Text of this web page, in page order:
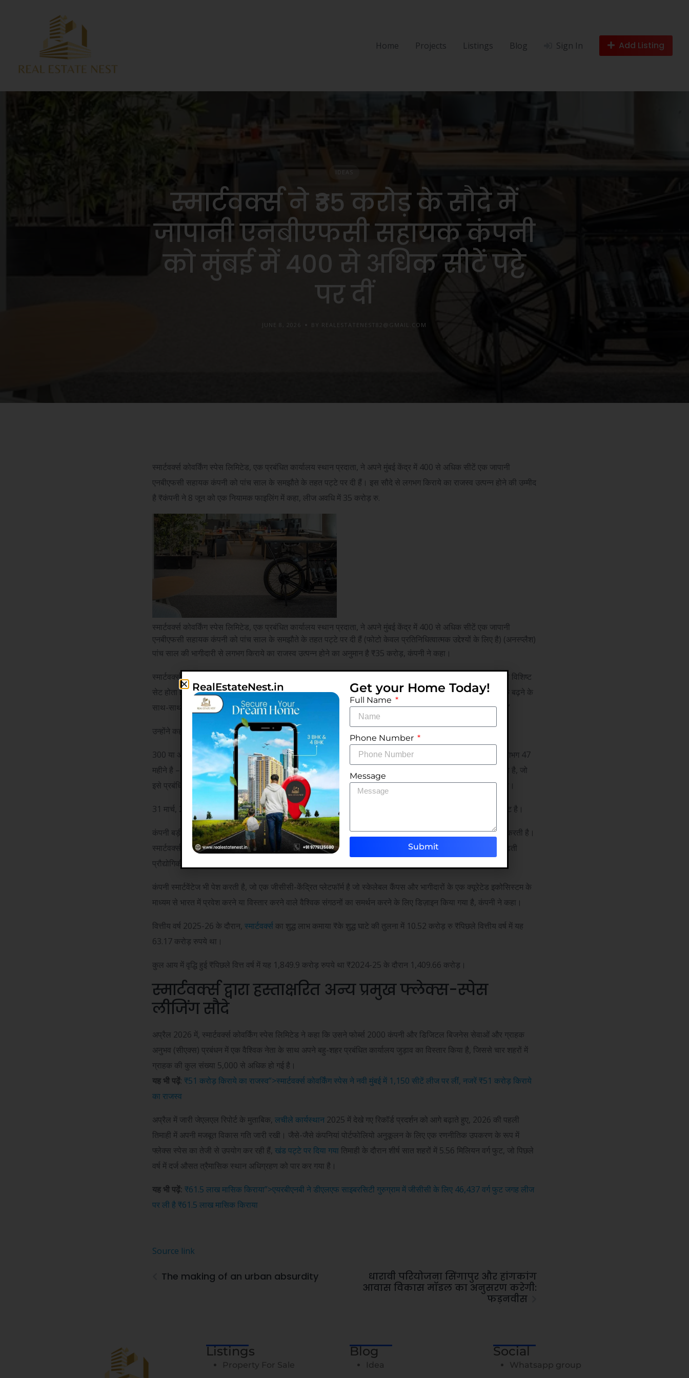
Home Projects Listings Blog Sign In Add Listing
IDEAS
स्मार्टवर्क्स ने ₹35 करोड़ के सौदे में
जापानी एनबीएफसी सहायक कंपनी
को मुंबई में 400 से अधिक सीटें पट्टे
पर दीं
JUNE 8, 2026 BY REALESTATENEST82@GMAIL.COM
स्मार्टवर्क्स कोवर्किंग स्पेस लिमिटेड, एक प्रबंधित कार्यालय स्थान प्रदाता, ने अपने मुंबई केंद्र में 400 से अधिक सीटें एक जापानी
एनबीएफसी सहायक कंपनी को पांच साल के समझौते के तहत पट्टे पर दी हैं। इस सौदे से लगभग किराये का राजस्व उत्पन्न होने की उम्मीद
है₹कंपनी ने 8 जून को एक नियामक फाइलिंग में कहा, लीज अवधि में 35 करोड़ रु.
स्मार्टवर्क्स कोवर्किंग स्पेस लिमिटेड, एक प्रबंधित कार्यालय स्थान प्रदाता, ने अपने मुंबई केंद्र में 400 से अधिक सीटें एक जापानी
एनबीएफसी सहायक कंपनी को पांच साल के समझौते के तहत पट्टे पर दी हैं (फोटो केवल प्रतिनिधित्वात्मक उद्देश्यों के लिए है) (अनस्प्लैश)
पांच साल की भागीदारी से लगभग किराये का राजस्व उत्पन्न होने का अनुमान है₹35 करोड़, कंपनी ने कहा।
स्मार्टवर्क्स के संस्थापक और प्रबंध निदेशक, नीतीश सारदा ने कहा, “बड़ी टीमों के पास कार्यस्थल आवश्यकताओं का एक बहुत ही विशिष्ट
सेट होता है – उन्हें ऐसे स्थान की आवश्यकता होती है जो परिचालन रूप से निर्बाध हो, हर टचप्वाइंट पर सुसंगत हो, और संगठन के बढ़ने के
साथ-साथ बड़े पैमाने पर बनाया गया हो। हमारे प्रबंधित कैंपस मॉडल को ठीक यही प्रदान करने के लिए डिज़ाइन किया गया है।”
उन्होंने कहा, यह जुड़ाव बड़े प्रारूप वाले उद्यम खंड में स्मार्टवर्क्स की स्थिति के अनुरूप है।
300 या अधिक सीटों वाले ग्राहक कंपनी के किराये के राजस्व का लगभग 69% हिस्सा हैं, इस समूह के लिए औसत कार्यकाल लगभग 47
महीने है – जो मंच पर उद्यम संबंधों की गहराई और स्थायित्व को दर्शाता है। कंपनी का लगभग 90% राजस्व उद्यम ग्राहकों से आता है, जो
इसे प्रबंधित, बड़े प्रारूप वाले कार्यस्थल समाधान चाहने वाले बड़े संगठनों के लिए पसंदीदा मंच के रूप में दर्शाता है, कंपनी ने कहा।
31 मार्च, 2026 तक, स्मार्टवर्क्स का भारत और सिंगापुर के 15 शहरों में 66 केंद्रों में कुल क्षेत्रफल लगभग 16.1 मिलियन वर्ग फुट है।
कंपनी बड़ी बेयर-शेल संपत्तियों को पूरी तरह से प्रबंधित, एंटरप्राइज़ ग्रेड परिसरों में बदलने के लिए डेवलपर्स के साथ साझेदारी करती है।
स्मार्टवर्क्स मुख्य रूप से मध्यम से बड़े उद्यमों को सेवा प्रदान करता है और बहुराष्ट्रीय निगमों, वैश्विक क्षमता केंद्रों और तेजी से बढ़ती
प्रौद्योगिकी कंपनियों सहित 770+ ग्राहकों के साथ काम करता है।
कंपनी स्मार्टवेंटेज भी पेश करती है, जो एक जीसीसी-केंद्रित प्लेटफॉर्म है जो स्केलेबल कैंपस और भागीदारों के एक क्यूरेटेड इकोसिस्टम के
माध्यम से भारत में प्रवेश करने या विस्तार करने वाले वैश्विक संगठनों का समर्थन करने के लिए डिज़ाइन किया गया है, कंपनी ने कहा।
वित्तीय वर्ष 2025-26 के दौरान,स्मार्टवर्क्सका शुद्ध लाभ कमाया₹के शुद्ध घाटे की तुलना में 10.52 करोड़ रु₹पिछले वित्तीय वर्ष में यह
63.17 करोड़ रुपये था।
कुल आय में वृद्धि हुई₹पिछले वित्त वर्ष में यह 1,849.9 करोड़ रुपये था₹2024-25 के दौरान 1,409.66 करोड़।
स्मार्टवर्क्स द्वारा हस्ताक्षरित अन्य प्रमुख फ्लेक्स-स्पेस
लीजिंग सौदे
अप्रैल 2026 में, स्मार्टवर्क्स कोवर्किंग स्पेस लिमिटेड ने कहा कि उसने फोर्ब्स 2000 कंपनी और डिजिटल बिजनेस सेवाओं और ग्राहक
अनुभव (सीएक्स) प्रबंधन में एक वैश्विक नेता के साथ अपने बहु-शहर प्रबंधित कार्यालय जुड़ाव का विस्तार किया है, जिससे चार शहरों में
ग्राहक की कुल संख्या 5,000 से अधिक हो गई है।
यह भी पढ़ें:₹51 करोड़ किराये का राजस्व”>स्मार्टवर्क्स कोवर्किंग स्पेस ने नवी मुंबई में 1,150 सीटें लीज पर लीं, नजरें₹51 करोड़ किराये
का राजस्व
अप्रैल में जारी जेएलएल रिपोर्ट के मुताबिक,लचीले कार्यस्थान 2025 में देखे गए रिकॉर्ड प्रदर्शन को आगे बढ़ाते हुए, 2026 की पहली
तिमाही में अपनी मजबूत विकास गति जारी रखी। जैसे-जैसे कंपनियां पोर्टफोलियो अनुकूलन के लिए एक रणनीतिक उपकरण के रूप में
फ्लेक्स स्पेस का तेजी से उपयोग कर रही हैं,खंड पट्टे पर दिया गयातिमाही के दौरान शीर्ष सात शहरों में 5.56 मिलियन वर्ग फुट, जो पिछले
वर्ष में दर्ज औसत त्रैमासिक स्थान अधिग्रहण को पार कर गया है।
यह भी पढ़ें: ₹61.5 लाख मासिक किराया”>एयरबीएनबी ने डीएलएफ साइबरसिटी गुरुग्राम में जीसीसी के लिए 46,437 वर्ग फुट जगह लीज
पर ली है₹61.5 लाख मासिक किराया
Source link
The making of an urban absurdity
धारावी परियोजना सिंगापुर और हांगकांग
आवास विकास मॉडल का अनुसरण करेगी:
फड़नवीस
Listings
Property For Sale
Blog
Idea
Social
Whatsapp group
RealEstateNest.in Get your Home Today!
Full Name
Phone Number
Message
Submit